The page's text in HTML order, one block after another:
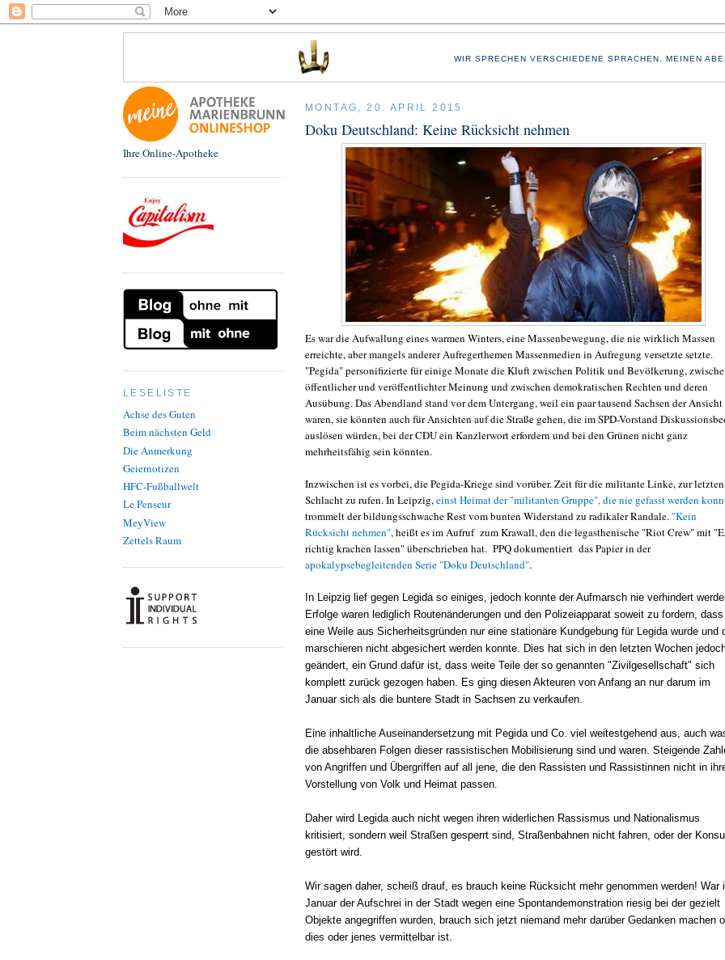
WIR SPRECHEN VERSCHIEDENE SPRACHEN. MEINEN
Ihre Online-Apotheke
LESELISTE
Achse des Guten
Beim nächsten Geld
Die Anmerkung
Geiernotizen
HFC-Fußballwelt
Le Penseur
MeyView
Zettels Raum
MONTAG, 20. APRIL 2015
Doku Deutschland: Keine Rücksicht nehmen
Es war die Aufwallung eines warmen Winters, eine Massenbewegung, die nie wirklich Massen
erreichte, aber mangels anderer Aufregerthemen Massenmedien in Aufregung versetzte setzte.
"Pegida" personifizierte für einige Monate die Kluft zwischen Politik und Bevölkerung,
öffentlicher und veröffentlichter Meinung und zwischen demokratischen Rechten und deren
Ausübung. Das Abendland stand vor dem Untergang, weil ein paar tausend Sachsen der Ansicht
waren, sie könnten auch für Ansichten auf die Straße gehen, die im SPD-Vorstand
auslösen würden, bei der CDU ein Kanzlerwort erfordern und bei den Grünen nicht ganz
mehrheitsfähig sein könnten.
Inzwischen ist es vorbei, die Pegida-Kriege sind vorüber. Zeit für die militante Linke, zur letzten
Schlacht zu rufen. In Leipzig, einst Heimat der "militanten Gruppe", die nie gefasst werden
trommelt der bildungsschwache Rest vom bunten Widerstand zu radikaler Randale. "Kein
Rücksicht nehmen", heißt es im Aufruf zum Krawall, den die legasthenische "Riot Crew" mit
richtig krachen lassen" überschrieben hat. PPQ dokumentiert das Papier in der
apokalypsebegleitenden Serie "Doku Deutschland".
In Leipzig lief gegen Legida so einiges, jedoch konnte der Aufmarsch nie verhindert
Erfolge waren lediglich Routenänderungen und den Polizeiapparat soweit zu fordern,
eine Weile aus Sicherheitsgründen nur eine stationäre Kundgebung für Legida wurde und
marschieren nicht abgesichert werden konnte. Dies hat sich in den letzten Wochen
geändert, ein Grund dafür ist, dass weite Teile der so genannten "Zivilgesellschaft" sich
komplett zurück gezogen haben. Es ging diesen Akteuren von Anfang an nur darum im
Januar sich als die buntere Stadt in Sachsen zu verkaufen.
Eine inhaltliche Auseinandersetzung mit Pegida und Co. viel weitestgehend aus, auch
die absehbaren Folgen dieser rassistischen Mobilisierung sind und waren. Steigende
von Angriffen und Übergriffen auf all jene, die den Rassisten und Rassistinnen nicht in
Vorstellung von Volk und Heimat passen.
Daher wird Legida auch nicht wegen ihren widerlichen Rassismus und Nationalismus
kritisiert, sondern weil Straßen gesperrt sind, Straßenbahnen nicht fahren, oder der
gestört wird.
Wir sagen daher, scheiß drauf, es brauch keine Rücksicht mehr genommen werden! War
Januar der Aufschrei in der Stadt wegen eine Spontandemonstration riesig bei der gezielt
Objekte angegriffen wurden, brauch sich jetzt niemand mehr darüber Gedanken machen
dies oder jenes vermittelbar ist.